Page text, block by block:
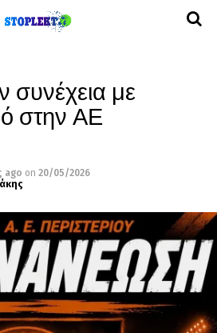
με
στην ΑΕ
ago on 20/05/2026